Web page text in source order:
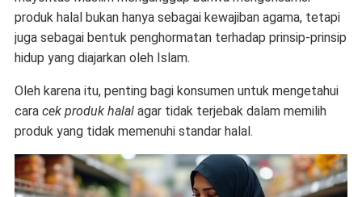
produk halal bukan hanya sebagai kewajiban agama, tetapi
juga sebagai bentuk penghormatan terhadap prinsip-prinsip
hidup yang diajarkan oleh Islam.
Oleh karena itu, penting bagi konsumen untuk mengetahui
cara cek produk halalagar tidak terjebak dalam memilih
produk yang tidak memenuhi standar halal.